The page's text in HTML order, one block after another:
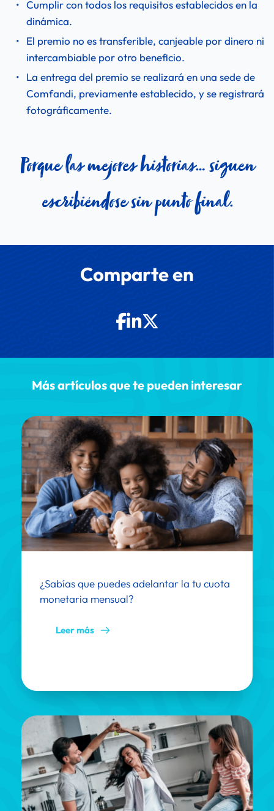
Cumplir con todos los requisitos establecidos en la
dinámica.
El premio no es transferible, canjeable por dinero ni
intercambiable por otro beneficio.
La entrega del premio se realizará en una sede de
Comfandi, previamente establecido, y se registrará
fotográficamente.
escribiéndose sin punto final.
Comparte en
Más artículos que te pueden interesar
¿Sabías que puedes adelantar la tu cuota
monetaria mensual?
Leer más